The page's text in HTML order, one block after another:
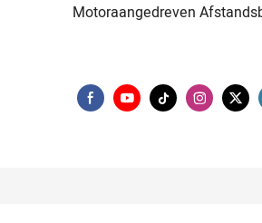
Motoraangedreven